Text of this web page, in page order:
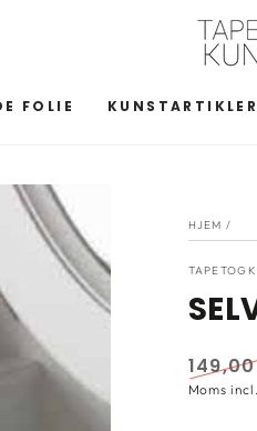
FOLIE KUNSTARTIKLER
HJEM /
Normal
149,00
Moms incl.